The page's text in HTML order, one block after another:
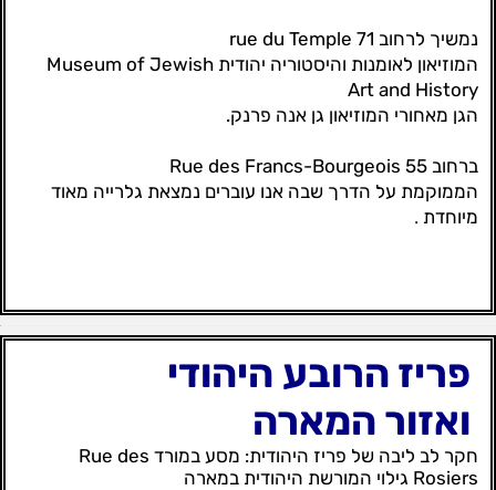
נמשיך לרחוב 71 rue du Temple
המוזיאון לאומנות והיסטוריה יהודית Museum of Jewish
Art and History
הגן מאחורי המוזיאון גן אנה פרנק.
ברחוב 55 Rue des Francs-Bourgeois
הממוקמת על הדרך שבה אנו עוברים נמצאת גלרייה מאוד
מיוחדת .
פריז הרובע היהודי
ואזור המארה
חקר לב ליבה של פריז היהודית: מסע במורד Rue des
Rosiers גילוי המורשת היהודית במארה